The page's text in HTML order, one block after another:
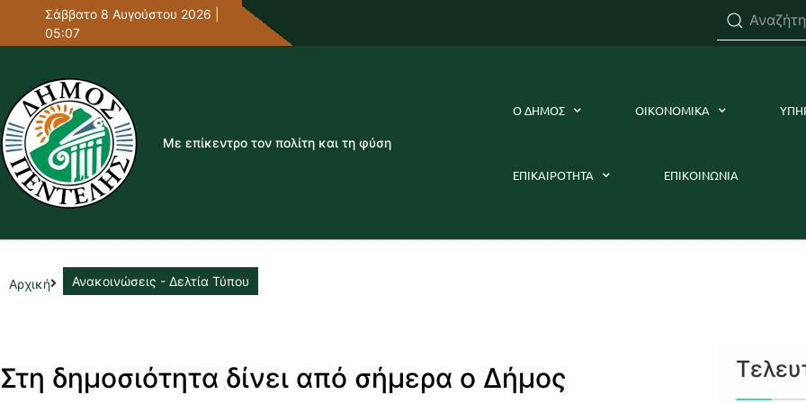
Σάββατο 8 Αυγούστου 2026 |
05:07
Με επίκεντρο τον πολίτη και τη φύση
Ο ΔΗΜΟΣ ΟΙΚΟΝΟΜΙΚΑ
ΕΠΙΚΑΙΡΟΤΗΤΑ ΕΠΙΚΟΙΝΩΝΙΑ
Αρχική Ανακοινώσεις - Δελτία Τύπου
Στη δημοσιότητα δίνει από σήμερα ο Δήμος